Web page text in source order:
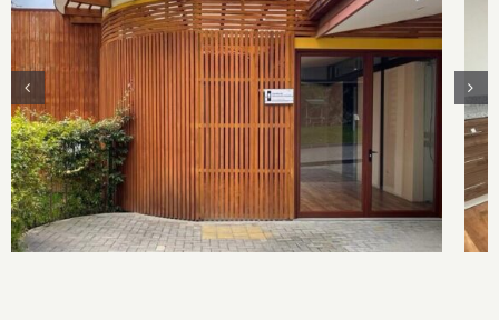
Centro de Desarrollo Infantil